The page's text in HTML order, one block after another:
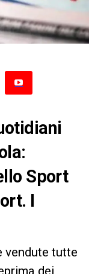
Sport
I
vendute tutte
dei